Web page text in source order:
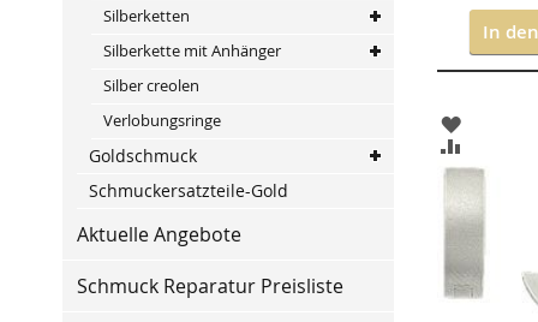
In
ZUR
ZUR
Silberketten
Silberkette mit Anhänger
Silber creolen
Verlobungsringe
Goldschmuck
Schmuckersatzteile-Gold
Aktuelle Angebote
Schmuck Reparatur Preisliste